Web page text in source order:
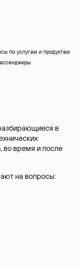
по услугам и продуктам
в
во время и после
на вопросы: